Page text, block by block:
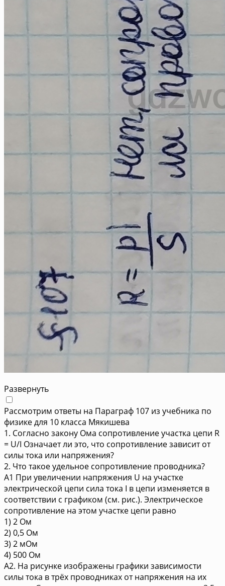
Развернуть
Рассмотрим ответы на Параграф 107 из учебника по
физике для 10 класса Мякишева
1. Согласно закону Ома сопротивление участка цепи R
= U/I Означает ли это, что сопротивление зависит от
силы тока или напряжения?
2. Что такое удельное сопротивление проводника?
A1 При увеличении напряжения U на участке
электрической цепи сила тока I в цепи изменяется в
соответствии с графиком (см. рис.). Электрическое
сопротивление на этом участке цепи равно
1) 2 Ом
2) 0,5 Ом
3) 2 мОм
4) 500 Ом
A2. На рисунке изображены графики зависимости
силы тока в трёх проводниках от напряжения на их